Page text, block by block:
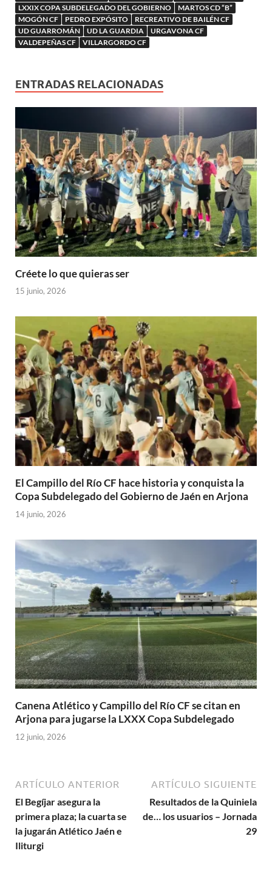
LXXIX COPA SUBDELEGADO DEL GOBIERNO
MARTOS CD “B”
MOGÓN CF
PEDRO EXPÓSITO
RECREATIVO DE BAILÉN CF
UD GUARROMÁN
UD LA GUARDIA
URGAVONA CF
VALDEPEÑAS CF
VILLARGORDO CF
ENTRADAS RELACIONADAS
Créete lo que quieras ser
15 junio, 2026
El Campillo del Río CF hace historia y conquista la
Copa Subdelegado del Gobierno de Jaén en Arjona
14 junio, 2026
Canena Atlético y Campillo del Río CF se citan en
Arjona para jugarse la LXXX Copa Subdelegado
12 junio, 2026
ARTÍCULO ANTERIOR
El Begíjar asegura la
primera plaza; la cuarta se
la jugarán Atlético Jaén e
Iliturgi
ARTÍCULO SIGUIENTE
Resultados de la Quiniela
de… los usuarios – Jornada
29